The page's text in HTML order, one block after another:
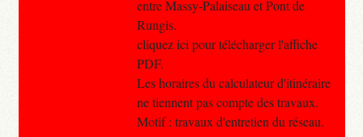
entre Massy-Palaiseau et Pont de
Rungis.
cliquez ici pour télécharger l'affiche
PDF.
Les horaires du calculateur d'itinéraire
ne tiennent pas compte des travaux.​
Motif : travaux d'entretien du réseau.